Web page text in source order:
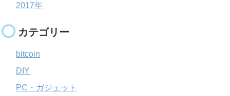
2017年
カテゴリー
bitcoin
DIY
PC・ガジェット